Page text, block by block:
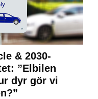
& 2030-
”Elbilen
dyr gör vi